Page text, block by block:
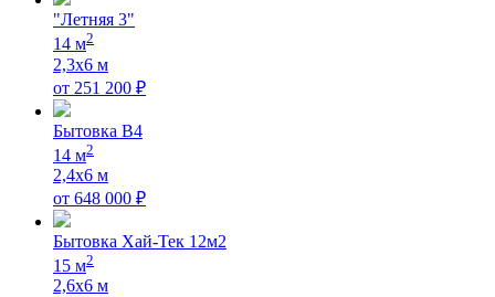
"Летняя 3"
14 м2
2,3х6 м
от 251 200 ₽
Бытовка B4
14 м2
2,4х6 м
от 648 000 ₽
Бытовка Хай-Тек 12м2
15 м2
2,6х6 м